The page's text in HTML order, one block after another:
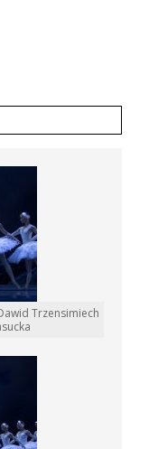
Trzensimiech